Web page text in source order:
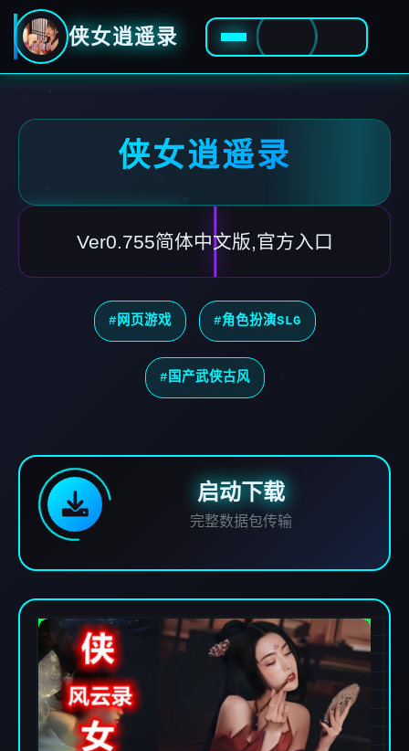
侠女逍遥录
侠女逍遥录
Ver0.755简体中文版,官方入口
#网页游戏 #角色扮演SLG
#国产武侠古风
启动下载
完整数据包传输